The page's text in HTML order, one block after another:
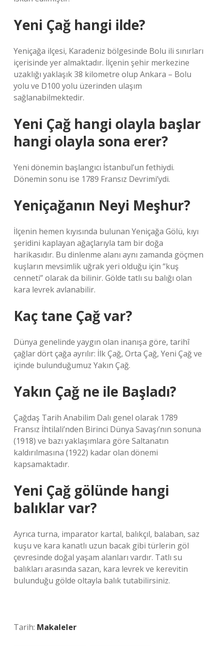
Yeni Çağ hangi ilde?
Yeniçağa ilçesi, Karadeniz bölgesinde Bolu ili sınırları
içerisinde yer almaktadır. İlçenin şehir merkezine
uzaklığı yaklaşık 38 kilometre olup Ankara – Bolu
yolu ve D100 yolu üzerinden ulaşım
sağlanabilmektedir.
Yeni Çağ hangi olayla başlar
hangi olayla sona erer?
Yeni dönemin başlangıcı İstanbul’un fethiydi.
Dönemin sonu ise 1789 Fransız Devrimi’ydi.
Yeniçağanın Neyi Meşhur?
İlçenin hemen kıyısında bulunan Yeniçağa Gölü, kıyı
şeridini kaplayan ağaçlarıyla tam bir doğa
harikasıdır. Bu dinlenme alanı aynı zamanda göçmen
kuşların mevsimlik uğrak yeri olduğu için “kuş
cenneti” olarak da bilinir. Gölde tatlı su balığı olan
kara levrek avlanabilir.
Kaç tane Çağ var?
Dünya genelinde yaygın olan inanışa göre, tarihî
çağlar dört çağa ayrılır: İlk Çağ, Orta Çağ, Yeni Çağ ve
içinde bulunduğumuz Yakın Çağ.
Yakın Çağ ne ile Başladı?
Çağdaş Tarih Anabilim Dalı genel olarak 1789
Fransız İhtilali’nden Birinci Dünya Savaşı’nın sonuna
(1918) ve bazı yaklaşımlara göre Saltanatın
kaldırılmasına (1922) kadar olan dönemi
kapsamaktadır.
Yeni Çağ gölünde hangi
balıklar var?
Ayrıca turna, imparator kartal, balıkçıl, balaban, saz
kuşu ve kara kanatlı uzun bacak gibi türlerin göl
çevresinde doğal yaşam alanları vardır. Tatlı su
balıkları arasında sazan, kara levrek ve kerevitin
bulunduğu gölde oltayla balık tutabilirsiniz.
Tarih: Makaleler